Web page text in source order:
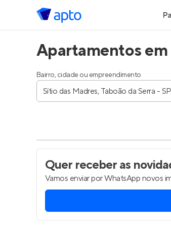
Apartamentos em
Bairro, cidade ou empreendimento
Quer receber as
Vamos enviar por WhatsApp novos